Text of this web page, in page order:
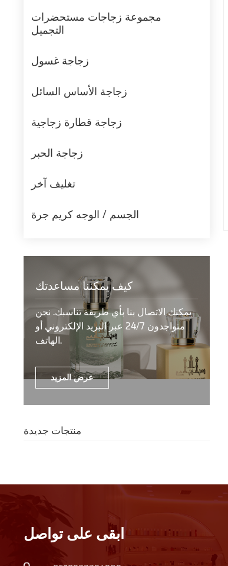
مجموعة زجاجات مستحضرات
التجميل
زجاجة غسول
زجاجة الأساس السائل
زجاجة قطارة زجاجية
زجاجة الحبر
تغليف آخر
الجسم / الوجه كريم جرة
كيف يمكننا مساعدتك
يمكنك الاتصال بنا بأي طريقة تناسبك. نحن
متواجدون 24/7 عبر البريد الإلكتروني أو
الهاتف.
عرض المزيد
منتجات جديدة
ابقى على تواصل